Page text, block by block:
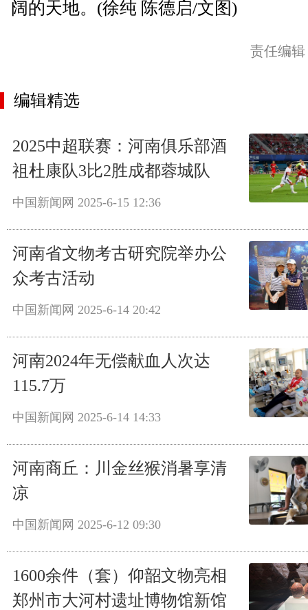
阔的天地。(徐纯 陈德启/文图)
责任编
编辑精选
2025中超联赛：河南俱乐部酒
祖杜康队3比2胜成都蓉城队
中国新闻网 2025-6-15 12:36
河南省文物考古研究院举办公
众考古活动
中国新闻网 2025-6-14 20:42
河南2024年无偿献血人次达
115.7万
中国新闻网 2025-6-14 14:33
河南商丘：川金丝猴消暑享清
凉
中国新闻网 2025-6-12 09:30
1600余件（套）仰韶文物亮相
郑州市大河村遗址博物馆新馆